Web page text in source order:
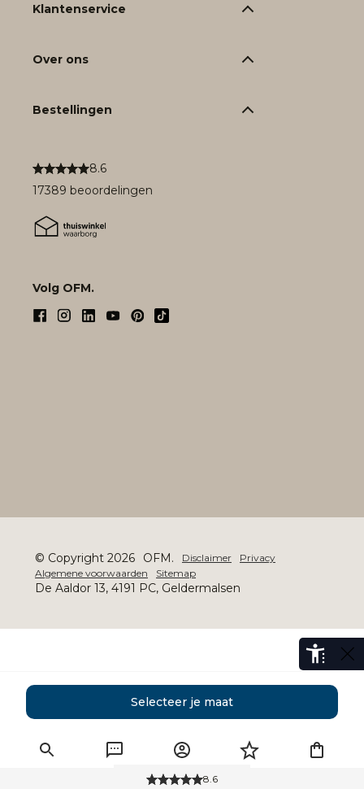
Selecteer je maat
8.6
17389 beoordelingen
Volg OFM.
Klantenservice
Over ons
Bestellingen
© Copyright 2026 OFM. Disclaimer
Privacy
Algemene voorwaarden
Sitemap
De Aaldor 13, 4191 PC, Geldermalsen
8.6